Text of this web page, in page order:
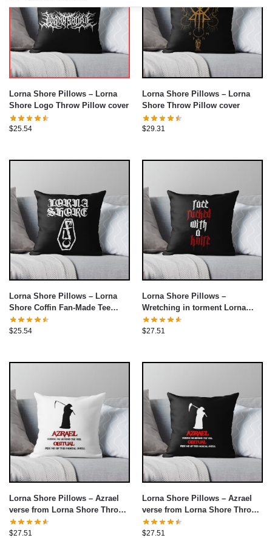
Lorna Shore Pillows – Lorna
Shore Logo Throw Pillow cover
$25.54
Lorna Shore Pillows – Lorna
Shore Throw Pillow cover
$29.31
Lorna Shore Pillows – Lorna
Shore Coffin Fan-Made Tee
Throw Pillow cover
$25.54
Lorna Shore Pillows –
Wretching in torment Lorna
Shore Throw Pillow cover
$27.51
Lorna Shore Pillows – Azrael
verse from Lorna Shore Throw
Pillow cover
$27.51
Lorna Shore Pillows – Azrael
verse from Lorna Shore Throw
Pillow cover
$27.51